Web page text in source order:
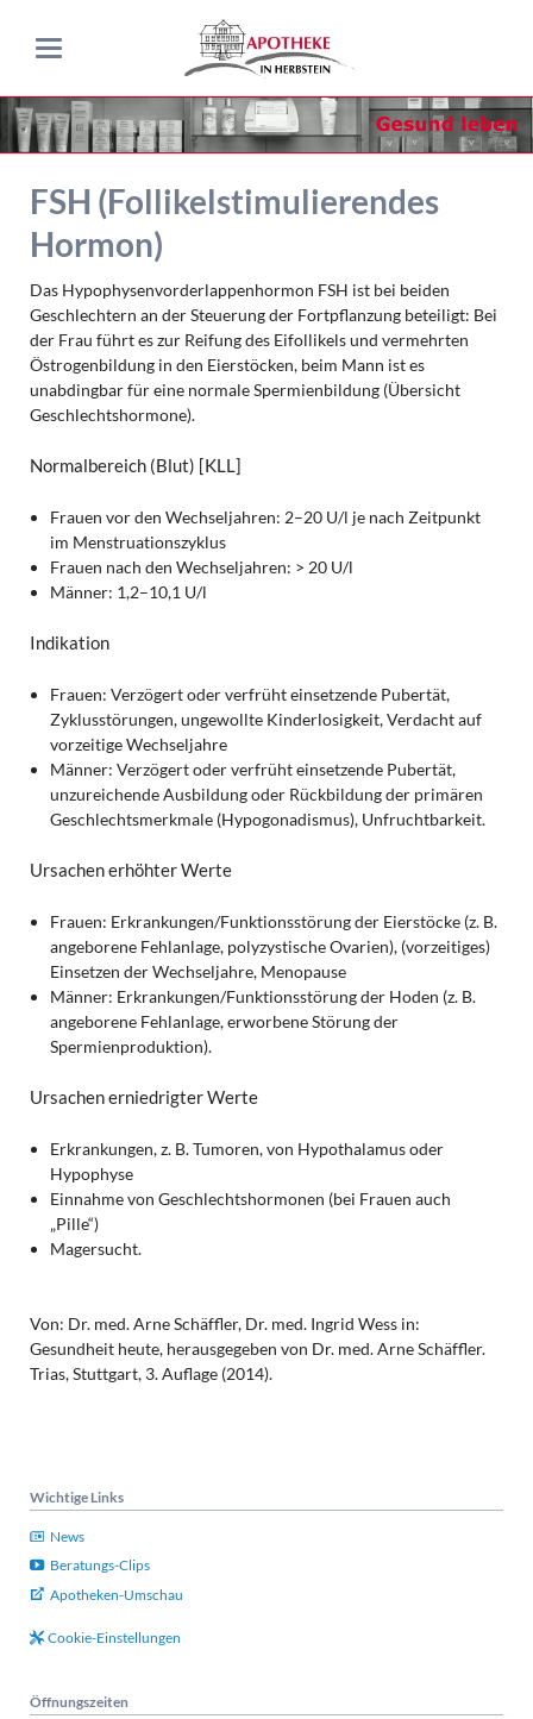
FSH (Follikelstimulierendes
Hormon)
Das Hypophysenvorderlappenhormon FSH ist bei beiden
Geschlechtern an der Steuerung der Fortpflanzung beteiligt: Bei
der Frau führt es zur Reifung des Eifollikels und vermehrten
Östrogenbildung in den Eierstöcken, beim Mann ist es
unabdingbar für eine normale Spermienbildung (Übersicht
Geschlechtshormone).
Normalbereich (Blut) [KLL]
Frauen vor den Wechseljahren: 2–20 U/l je nach Zeitpunkt
im Menstruationszyklus
Frauen nach den Wechseljahren: > 20 U/l
Männer: 1,2–10,1 U/l
Indikation
Frauen: Verzögert oder verfrüht einsetzende Pubertät,
Zyklusstörungen, ungewollte Kinderlosigkeit, Verdacht auf
vorzeitige Wechseljahre
Männer: Verzögert oder verfrüht einsetzende Pubertät,
unzureichende Ausbildung oder Rückbildung der primären
Geschlechtsmerkmale (Hypogonadismus), Unfruchtbarkeit.
Ursachen erhöhter Werte
Frauen: Erkrankungen/Funktionsstörung der Eierstöcke (z. B.
angeborene Fehlanlage, polyzystische Ovarien), (vorzeitiges)
Einsetzen der Wechseljahre, Menopause
Männer: Erkrankungen/Funktionsstörung der Hoden (z. B.
angeborene Fehlanlage, erworbene Störung der
Spermienproduktion).
Ursachen erniedrigter Werte
Erkrankungen, z. B. Tumoren, von Hypothalamus oder
Hypophyse
Einnahme von Geschlechtshormonen (bei Frauen auch
„Pille“)
Magersucht.
Von: Dr. med. Arne Schäffler, Dr. med. Ingrid Wess in:
Gesundheit heute, herausgegeben von Dr. med. Arne Schäffler.
Trias, Stuttgart, 3. Auflage (2014).
Wichtige Links
News
Beratungs-Clips
Apotheken-Umschau
Cookie-Einstellungen
Öffnungszeiten